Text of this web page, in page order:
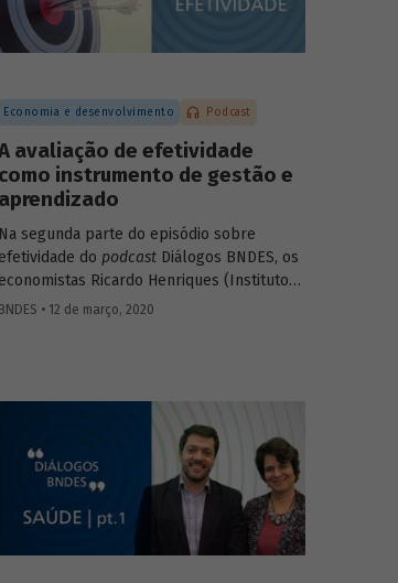
projetos e os setores com mais potencial
para os investimentos e parcerias com o
privado.
Economia e desenvolvimento Podcast
avaliação de efetividade
como instrumento de gestão e
aprendizado
Na segunda parte do episódio sobre
efetividade do podcast Diálogos BNDES, os
economistas Ricardo Henriques (Instituto
Unibanco) e Victor Pina (BNDES)
ajustar as iniciativas. Eles discutem ainda
quais são as tendências do tema para os
próximos anos.
BNDES • 12 de março, 2020